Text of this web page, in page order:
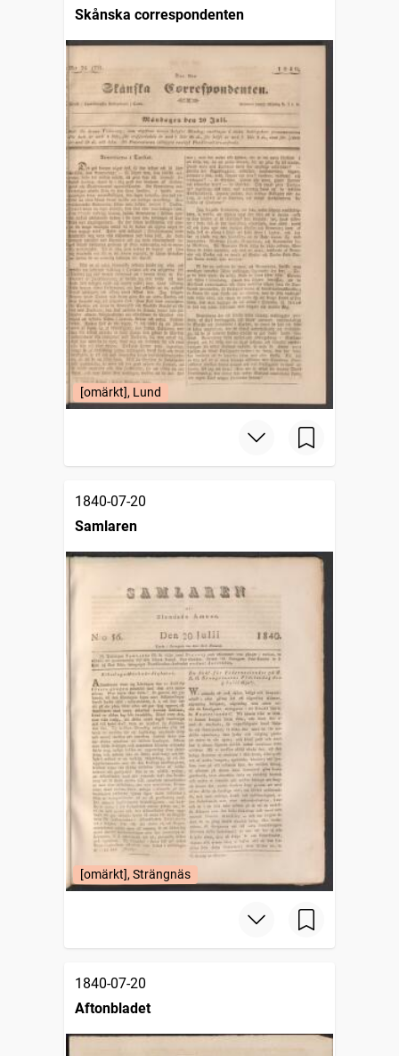
Skånska correspondenten
[omärkt], Lund
1840-07-20
Samlaren
[omärkt], Strängnäs
1840-07-20
Aftonbladet